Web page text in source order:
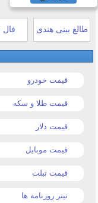
طالع بینی هندی
قیمت خودرو
قیمت طلا و سکه
قیمت دلار
قیمت موبایل
قیمت تبلت
تیتر روزنامه ها